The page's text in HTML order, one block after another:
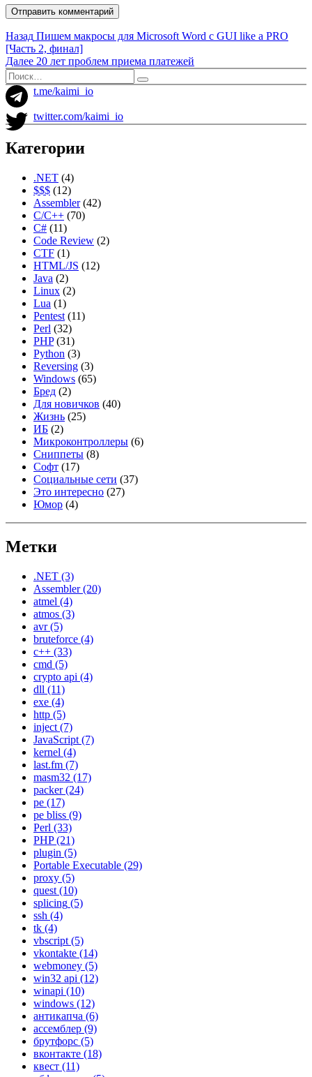
Навигация
по
записям
Назад Предыдущая
запись:
Пишем макросы для Microsoft Word с GUI like a PRO
[Часть 2, финал]
Далее Следующая
запись:
20 лет проблем приема платежей
Искать:
Поиск
t.me/kaimi_io
twitter.com/kaimi_io
Категории
.NET (4)
$$$ (12)
Assembler(42)
C/C++ (70)
C# (11)
Code Review (2)
CTF (1)
HTML/JS (12)
Java (2)
Linux (2)
Lua (1)
Pentest (11)
Perl (32)
PHP(31)
Python (3)
Reversing (3)
Windows (65)
Бред (2)
Для новичков (40)
Жизнь (25)
ИБ (2)
Микроконтроллеры (6)
Сниппеты (8)
Софт (17)
Социальные сети (37)
Это интересно (27)
Юмор (4)
Метки
.NET (3)
Assembler(20)
atmel (4)
atmos (3)
avr(5)
bruteforce (4)
c++ (33)
cmd (5)
crypto api (4)
dll (11)
exe (4)
http (5)
inject (7)
JavaScript (7)
kernel (4)
last.fm (7)
masm32 (17)
packer(24)
pe (17)
pe bliss (9)
Perl (33)
PHP(21)
plugin (5)
Portable Executable (29)
proxy (5)
quest (10)
splicing (5)
ssh (4)
tk (4)
vbscript (5)
vkontakte (14)
webmoney (5)
win32 api (12)
winapi (10)
windows (12)
антикапча (6)
ассемблер (9)
брутфорс (5)
вконтакте (18)
квест (11)